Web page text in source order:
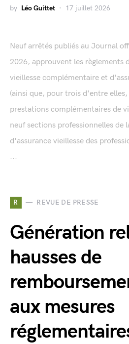
by Léo Guittet 17 juillet 2026
Neuf arrêtés publiés au Journal
2026, approuvent les règlements
vieillesse complémentaire et
(ainsi que, pour trois d'entre elles,
prestations complémentaires de
neuf sections professionnelles de
d'assurance vieillesse des
...
R REVUE DE PRESSE
Génération
hausses de
aux mesures